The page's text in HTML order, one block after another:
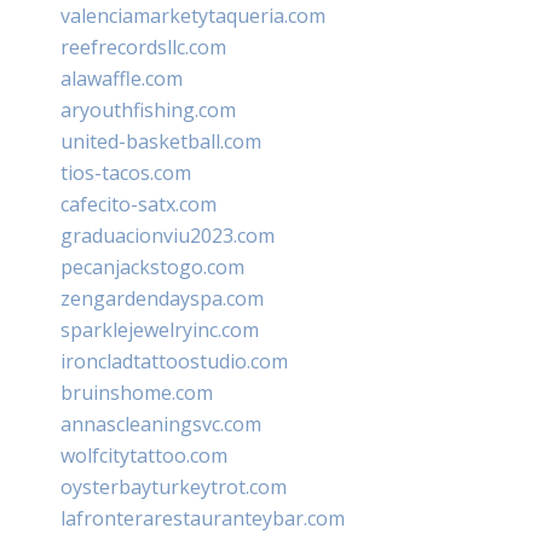
valenciamarketytaqueria.com
reefrecordsllc.com
alawaffle.com
aryouthfishing.com
united-basketball.com
tios-tacos.com
cafecito-satx.com
graduacionviu2023.com
pecanjackstogo.com
zengardendayspa.com
sparklejewelryinc.com
ironcladtattoostudio.com
bruinshome.com
annascleaningsvc.com
wolfcitytattoo.com
oysterbayturkeytrot.com
lafronterarestauranteybar.com